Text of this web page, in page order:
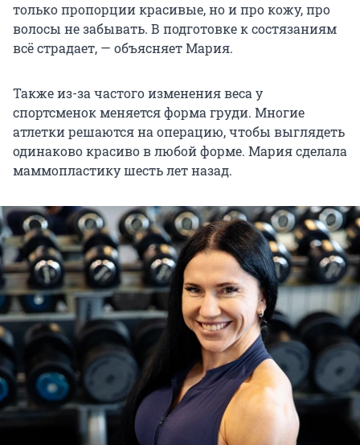
только пропорции красивые, но и про кожу, про
волосы не забывать. В подготовке к состязаниям
всё страдает, — объясняет Мария.
Также из-за частого изменения веса у
спортсменок меняется форма груди. Многие
атлетки решаются на операцию, чтобы выглядеть
одинаково красиво в любой форме. Мария сделала
маммопластику шесть лет назад.